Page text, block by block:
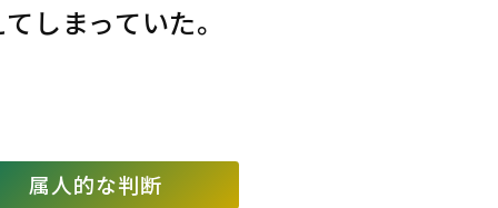
しまっていた。
属人的な判断